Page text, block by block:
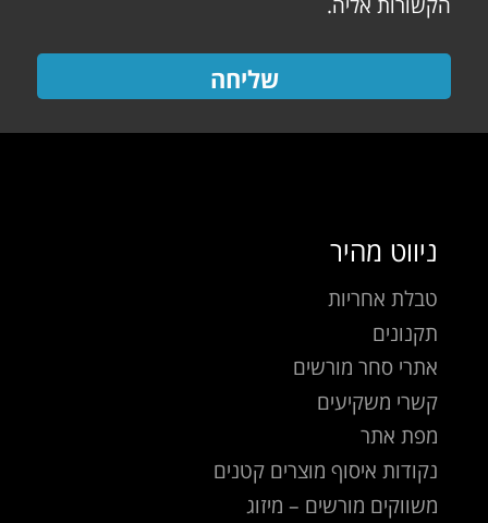
שליחה
ניווט מהיר
טבלת אחריות
תקנונים
אתרי סחר מורשים
קשרי משקיעים
מפת אתר
נקודות איסוף מוצרים קטנים
משווקים מורשים – מיזוג